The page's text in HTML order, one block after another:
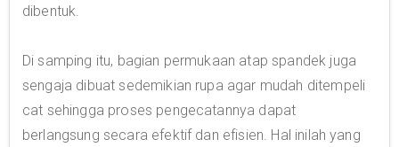
dibentuk.
Di samping itu, bagian permukaan atap spandek juga
sengaja dibuat sedemikian rupa agar mudah ditempeli
cat sehingga proses pengecatannya dapat
berlangsung secara efektif dan efisien. Hal inilah yang